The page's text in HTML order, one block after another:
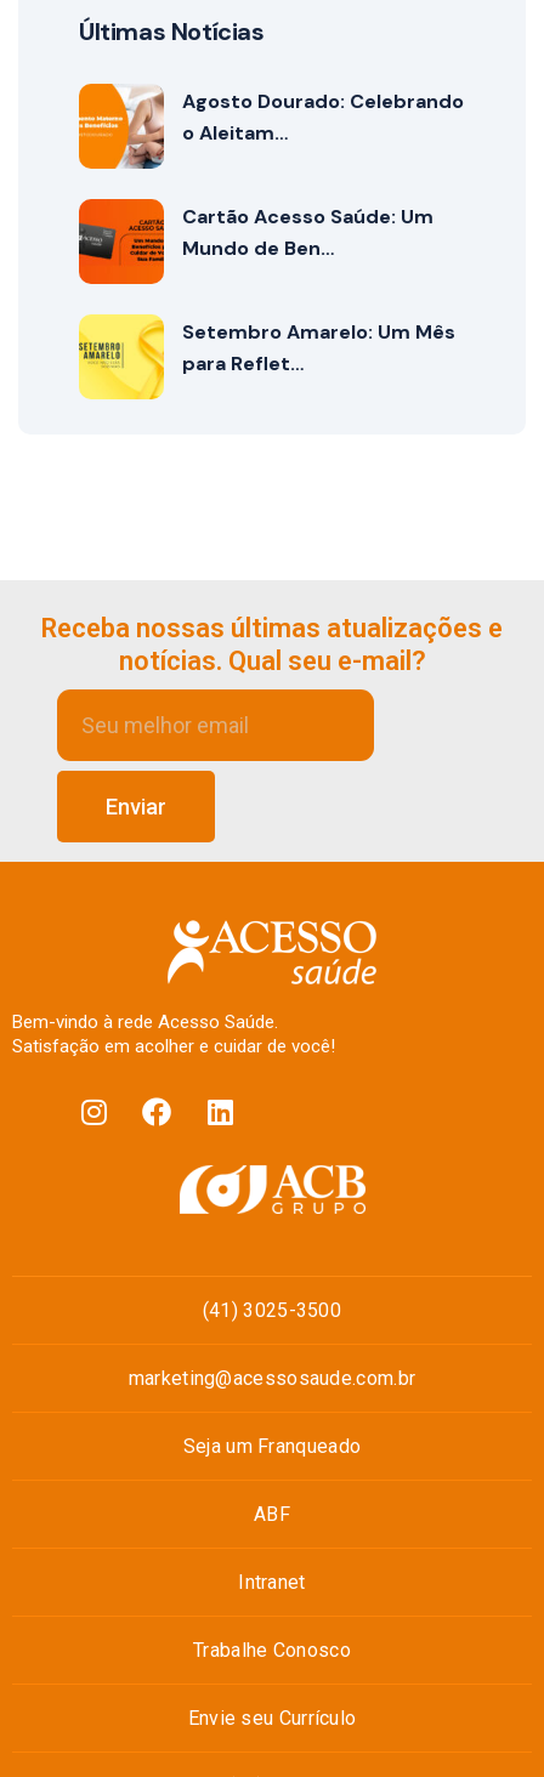
Últimas Notícias
Agosto Dourado: Celebrando
o Aleitam…
Cartão Acesso Saúde: Um
Mundo de Ben…
Setembro Amarelo: Um Mês
para Reflet…
Receba nossas últimas atualizações e
notícias. Qual seu e-mail?
Enviar
Bem-vindo à rede Acesso Saúde.
Satisfação em acolher e cuidar de você!
(41) 3025-3500
marketing@acessosaude.com.br
Seja um Franqueado
ABF
Intranet
Trabalhe Conosco
Envie seu Currículo